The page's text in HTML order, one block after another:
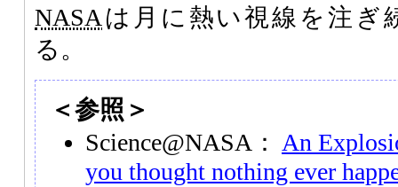
NASA は月に熱い視線を注ぎ
る。
＜参照＞
Science@NASA： An
you thought nothing ever